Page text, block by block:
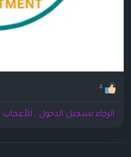
4
الرجاء تسجيل الدخول ,